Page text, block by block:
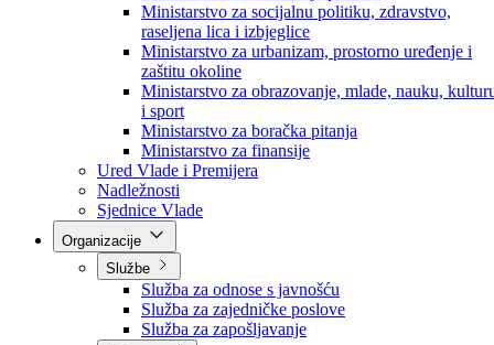
Ministarstvo za privredu
Ministarstvo za pravosuđe, upravu i radne odnose
Ministarstvo za unutrašnje poslove
Ministarstvo za socijalnu politiku, zdravstvo,
raseljena lica i izbjeglice
Ministarstvo za urbanizam, prostorno uređenje i
zaštitu okoline
Ministarstvo za obrazovanje, mlade, nauku,
i sport
Ministarstvo za boračka pitanja
Ministarstvo za finansije
Ured Vlade i Premijera
Nadležnosti
Sjednice Vlade
Službe